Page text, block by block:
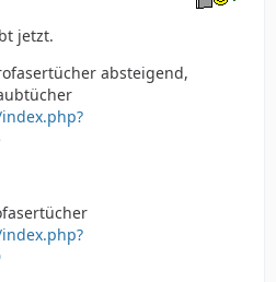
jetzt.
absteigend,